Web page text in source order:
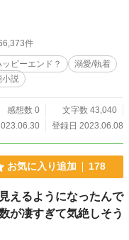
持っている。 そんな彼に
ラは戸惑いつつも、神父の与
で、投稿ペースは遅めです。
件
ッピーエンド？
溺愛/執着
小説
感想数 0
文字数 43,040
登録日 2023.06.08
お気に入り追加 178
えるようになったんで
が凄すぎて気絶しそう